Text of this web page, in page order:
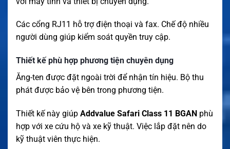
Các cổng RJ11 hỗ trợ điện thoại và fax. Chế độ nhiều
người dùng giúp kiểm soát quyền truy cập.
Thiết kế phù hợp phương tiện chuyên dụng
Ăng-ten được đặt ngoài trời để nhận tín hiệu. Bộ thu
phát được bảo vệ bên trong phương tiện.
Thiết kế này giúp Addvalue Safari Class 11 BGAN phù
hợp với xe cứu hộ và xe kỹ thuật. Việc lắp đặt nên do
kỹ thuật viên thực hiện.